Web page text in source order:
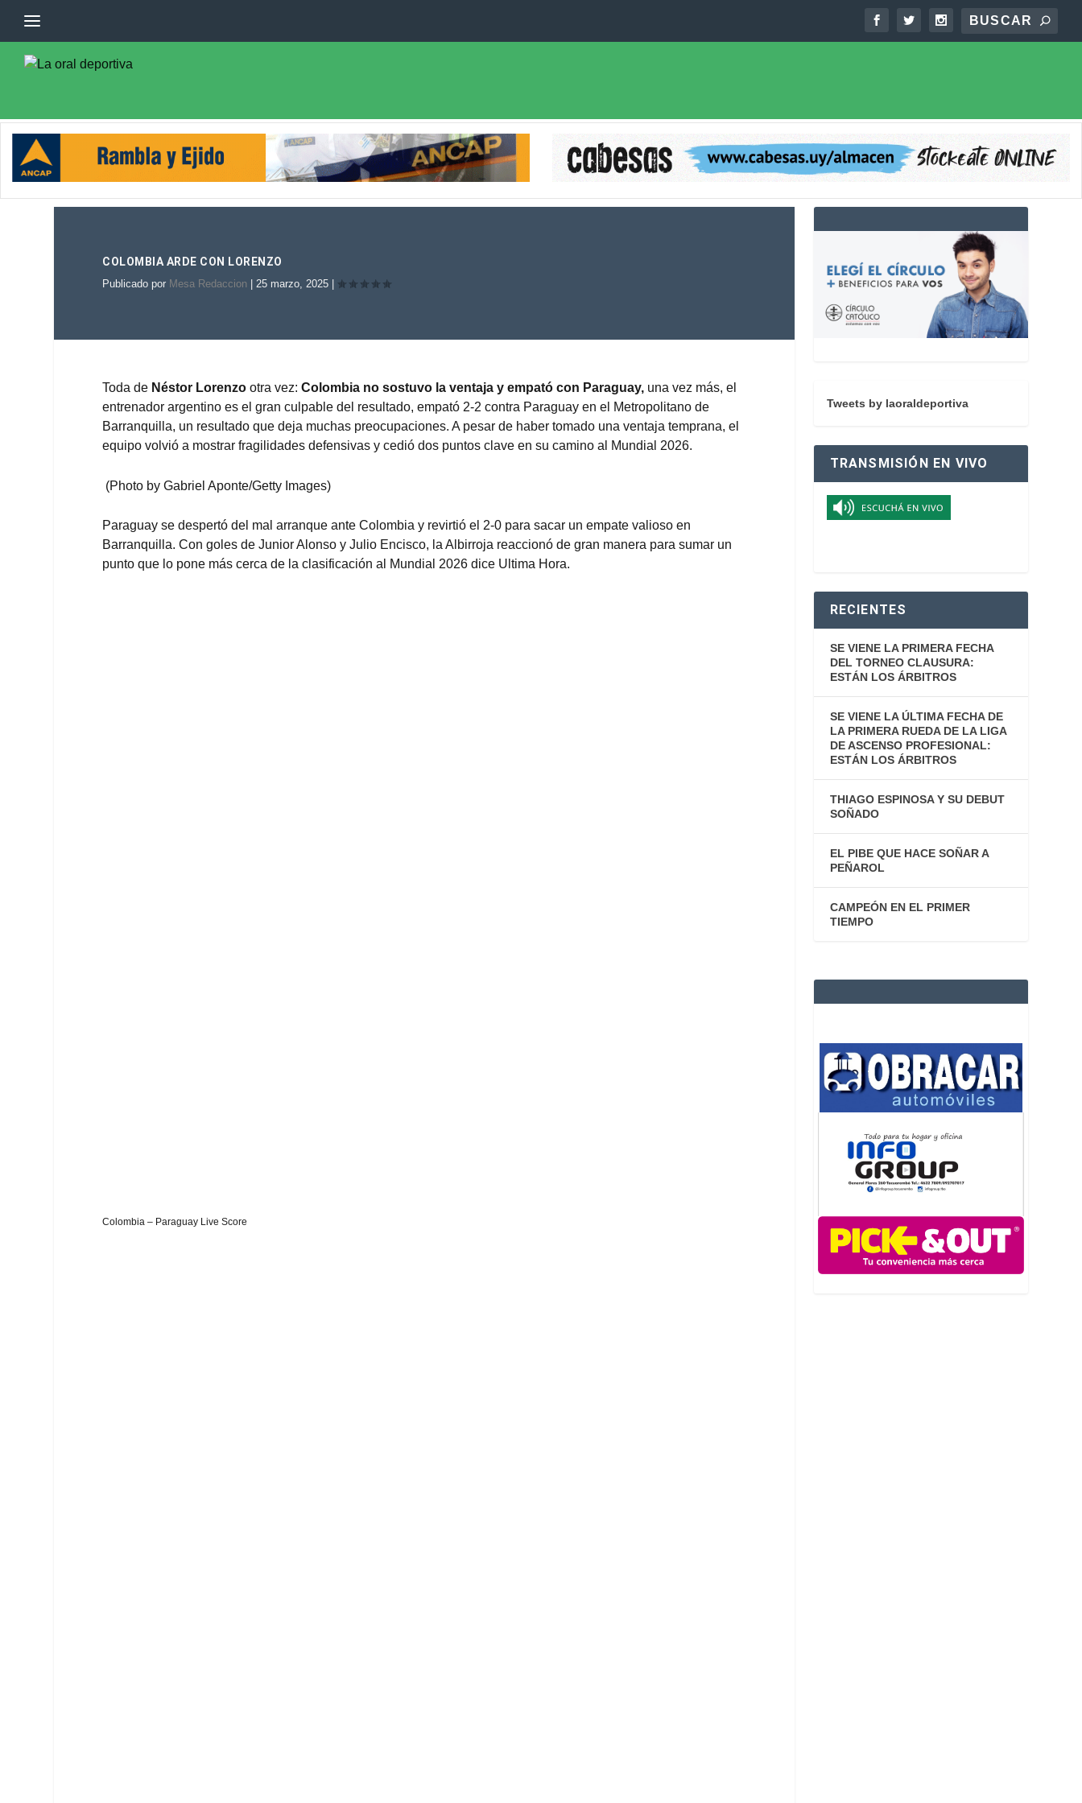
COLOMBIA ARDE CON LORENZO
Publicado por Mesa Redaccion |25 marzo, 2025
Toda de Néstor Lorenzo otra vez:Colombia no sostuvo la ventaja y empató con Paraguay, una vez más, el
entrenador argentino es el gran culpable del resultado, empató 2-2 contra Paraguay en el Metropolitano de
Barranquilla, un resultado que deja muchas preocupaciones. A pesar de haber tomado una ventaja temprana, el
equipo volvió a mostrar fragilidades defensivas y cedió dos puntos clave en su camino al Mundial 2026.
(Photo by Gabriel Aponte/Getty Images)
Paraguay se despertó del mal arranque ante Colombia y revirtió el 2-0 para sacar un empate valioso en
Barranquilla. Con goles de Junior Alonso y Julio Encisco, la Albirroja reaccionó de gran manera para sumar un
punto que lo pone más cerca de la clasificación al Mundial 2026 dice Ultima Hora.
Colombia – Paraguay Live Score
Tweets by laoraldeportiva
TRANSMISIÓN EN VIVO
RECIENTES
SE VIENE LA PRIMERA FECHA
DEL TORNEO CLAUSURA:
ESTÁN LOS ÁRBITROS
SE VIENE LA ÚLTIMA FECHA DE
LA PRIMERA RUEDA DE LA LIGA
DE ASCENSO PROFESIONAL:
ESTÁN LOS ÁRBITROS
THIAGO ESPINOSA Y SU DEBUT
SOÑADO
EL PIBE QUE HACE SOÑAR A
PEÑAROL
CAMPEÓN EN EL PRIMER
TIEMPO